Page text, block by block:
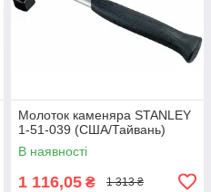
Молоток каменяра STANLEY
1-51-039 (США/Тайвань)
В наявності
1 116,05 ₴ 1 313 ₴